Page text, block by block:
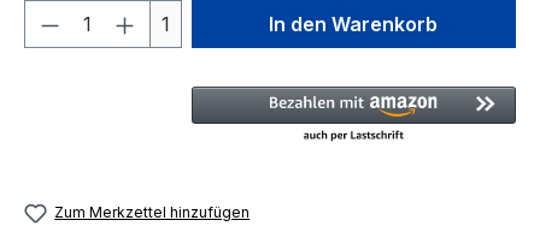
Produkt Anzahl: Gib den
1 In den Warenkorb
Zum Merkzettel hinzufügen